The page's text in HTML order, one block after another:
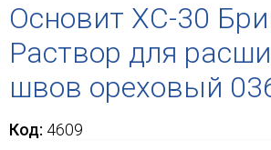
Основит XC-30
Раствор для
швов ореховый
Код: 4609